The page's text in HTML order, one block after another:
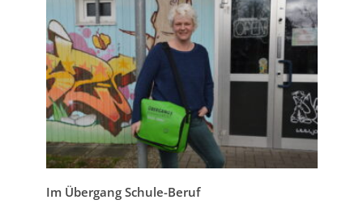
Im Übergang Schule-Beruf